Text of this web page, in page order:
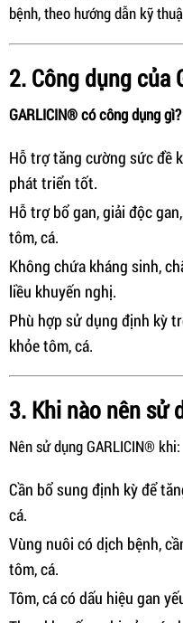
bệnh, theo hướng dẫn kỹ
2. Công dụng của
GARLICIN® có công dụng gì?
Hỗ trợ tăng cường sức đề
phát triển tốt.
Hỗ trợ bổ gan, giải độc
tôm, cá.
Không chứa kháng sinh,
liều khuyến nghị.
Phù hợp sử dụng định kỳ
khỏe tôm, cá.
3. Khi nào nên sử
Nên sử dụng GARLICIN® khi:
Cần bổ sung định kỳ để
cá.
Vùng nuôi có dịch bệnh,
tôm, cá.
Tôm, cá có dấu hiệu gan